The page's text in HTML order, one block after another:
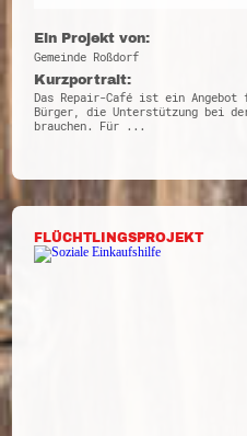
Ein Projekt von:
Gemeinde Roßdorf
Kurzportrait:
Das Repair-Café ist ein Angebot
Bürger, die Unterstützung bei
brauchen. Für ...
FLÜCHTLINGSPROJEKT